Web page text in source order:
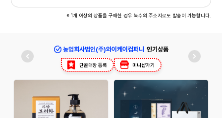
※ 1개 이상의 상품을 구매한 경우 복수의 주소지로도 발송이 가능합니다.
농업회사법인(주)와이케이컴퍼니 인기상품
단골매장 등록 미니샵가기